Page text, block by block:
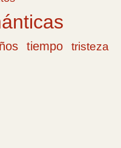
tiempo
tristeza